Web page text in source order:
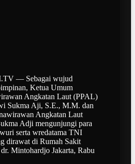
— Sebagai wujud
Ketua Umum
Angkatan Laut (PPAL)
Sukma Aji, S.E., M.M. dan
Angkatan Laut
Adji mengunjungi para
serta wredatama TNI
dirawat di Rumah Sakit
Mintohardjo Jakarta, Rabu